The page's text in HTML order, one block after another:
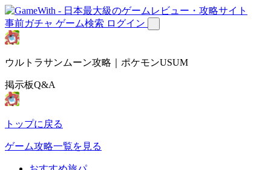
事前ガチャ ゲーム検索 ログイン
ウルトラサンムーン攻略｜ポケモンUSUM
掲示板Q&A
トップに戻る
ゲーム攻略一覧を見る